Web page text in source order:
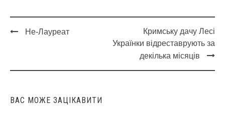
Не-Лауреат
Кримську дачу Лесі
Українки відреставрують за
декілька місяців
ВАС МОЖЕ ЗАЦІКАВИТИ